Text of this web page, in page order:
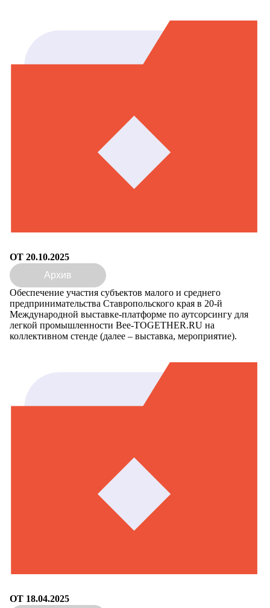
ОТ 20.10.2025
Архив
Обеспечение участия субъектов малого и среднего
предпринимательства Ставропольского края в 20-й
Международной выставке-платформе по аутсорсингу для
легкой промышленности Bee-TOGETHER.RU на
коллективном стенде (далее – выставка, мероприятие).
ОТ 18.04.2025